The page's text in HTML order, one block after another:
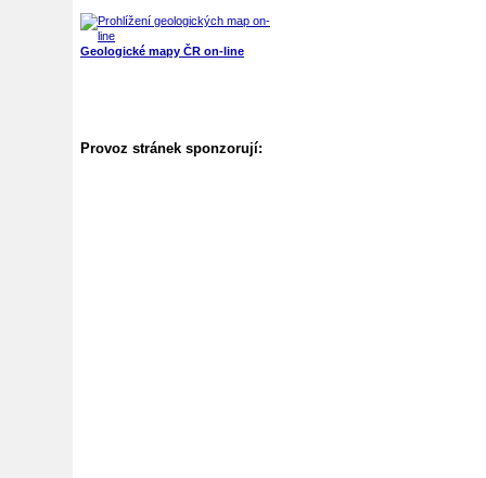
Geologické mapy ČR on-line
Provoz stránek sponzorují: